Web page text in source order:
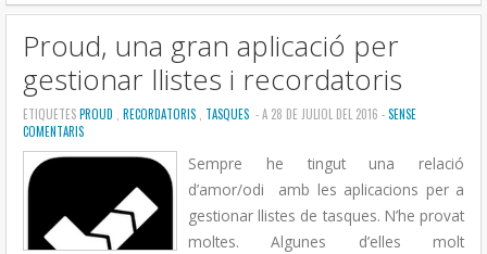
Proud, una gran aplicació per
gestionar llistes i recordatoris
ETIQUETESPROUD , RECORDATORIS , TASQUES - A 28 DE JULIOL DEL 2016 -SENSE
COMENTARIS
Sempre he tingut una relació
d’amor/odi amb les aplicacions per a
gestionar llistes de tasques. N’he provat
moltes. Algunes d’elles molt